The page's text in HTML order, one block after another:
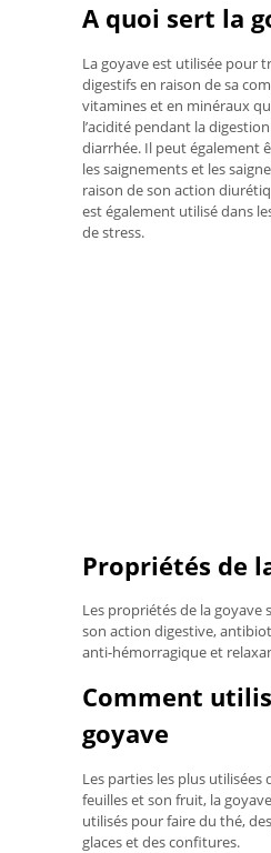
A quoi sert la
La goyave est utilisée pour
digestifs en raison de sa
vitamines et en minéraux
l’acidité pendant la
diarrhée. Il peut également
les saignements et les
raison de son action
est également utilisé dans
de stress.
Propriétés de
Les propriétés de la
son action digestive,
anti-hémorragique et
Comment
goyave
Les parties les plus utilisées
feuilles et son fruit, la
utilisés pour faire du thé,
glaces et des confitures.